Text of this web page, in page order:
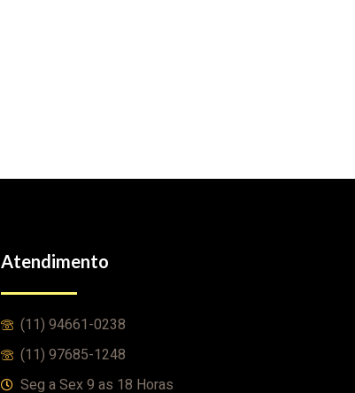
Atendimento
(11) 94661-0238
(11) 97685-1248
Seg a Sex 9 as 18 Horas